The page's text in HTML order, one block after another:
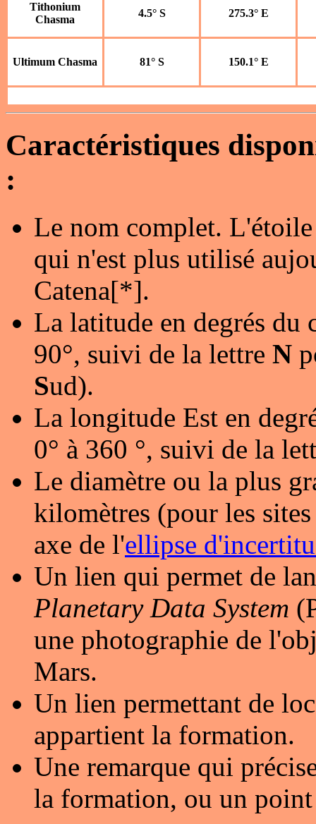
Tithonium
Chasma
4.5° S 275.3° E
Ultimum Chasma 81° S 150.1° E
Caractéristiques
:
Le nom complet.
qui n'est plus utilisé
Catena[*].
La latitude en degrés du
90°, suivi de la lettre N
Sud).
La longitude Est en
0° à 360 °, suivi de la
Le diamètre ou la plus
kilomètres (pour les
axe de l'ellipse
Un lien qui permet de
Planetary Data System
une photographie de
Mars.
Un lien permettant de
appartient la formation.
Une remarque qui
la formation, ou un